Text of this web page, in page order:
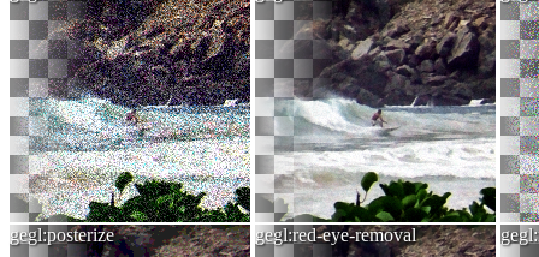
gegl:posterize gegl:red-eye-removal